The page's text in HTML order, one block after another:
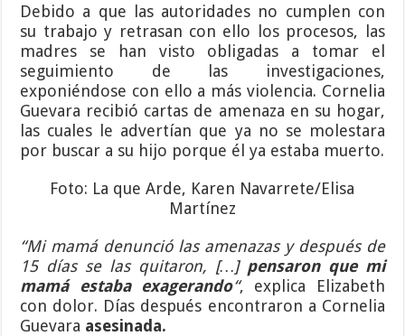
Debido a que las autoridades no cumplen con
su trabajo y retrasan con ello los procesos, las
madres se han visto obligadas a tomar el
seguimiento de las investigaciones,
exponiéndose con ello a más violencia. Cornelia
Guevara recibió cartas de amenaza en su hogar,
las cuales le advertían que ya no se molestara
por buscar a su hijo porque él ya estaba muerto.
Foto: La que Arde, Karen Navarrete/Elisa
Martínez
“Mi mamá denunció las amenazas y después de
15 días se las quitaron, […] pensaron que mi
mamá estaba exagerando“, explica Elizabeth
con dolor. Días después encontraron a Cornelia
Guevara asesinada.